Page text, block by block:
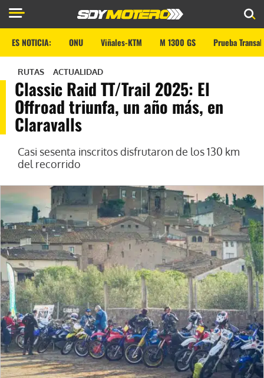
ES NOTICIA: ONU Viñales-KTM M 1300 GS Prueba
RUTAS ACTUALIDAD
Classic Raid TT/Trail 2025: El
Offroad triunfa, un año más, en
Claravalls
Casi sesenta inscritos disfrutaron de los 130 km
del recorrido